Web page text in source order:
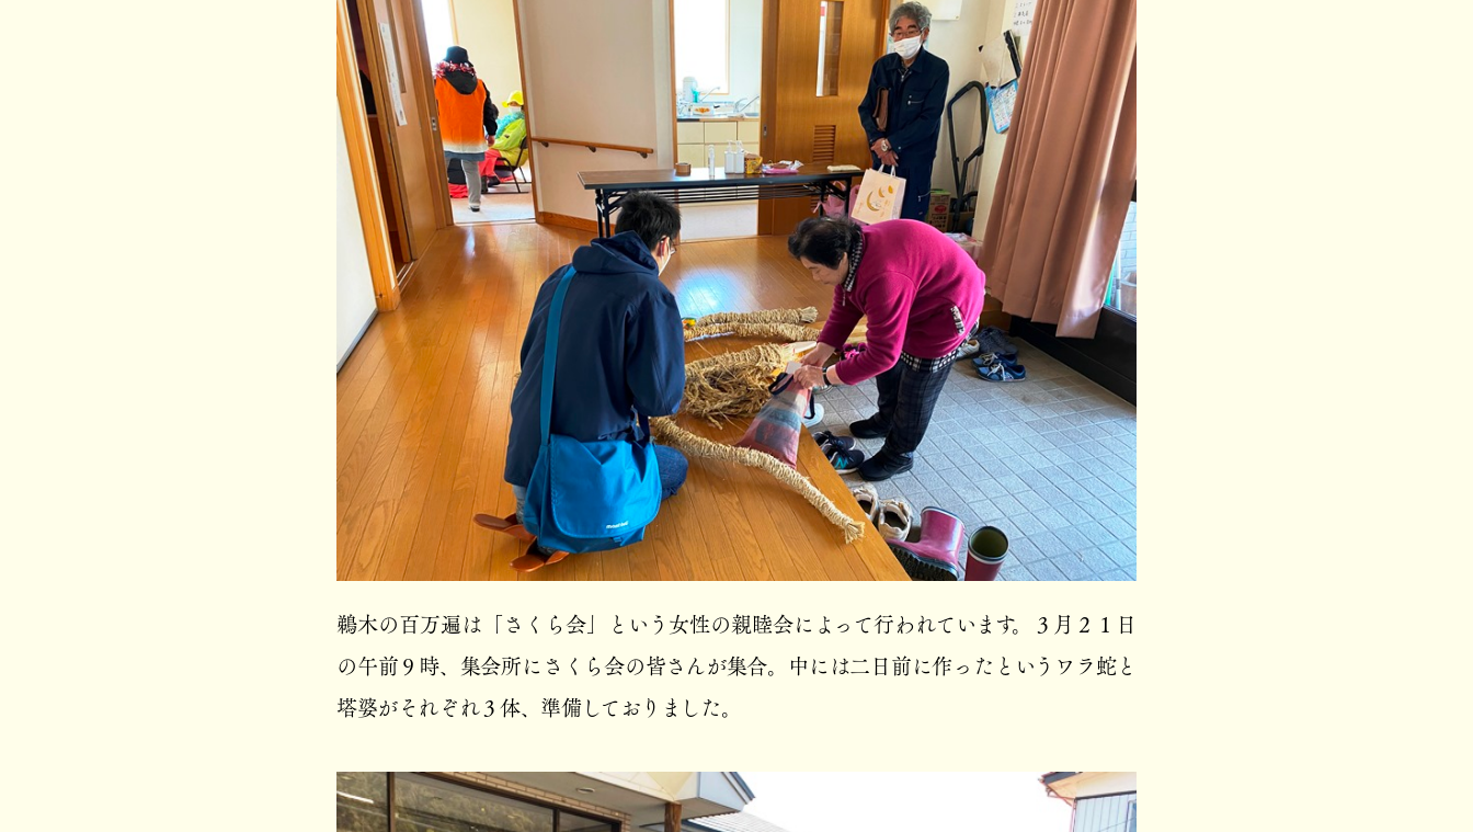
鵜木の百万遍は「さくら会」という女性の親睦会によって行われています。３月２１日
の午前９時、集会所にさくら会の皆さんが集合。中には二日前に作ったというワラ蛇と
塔婆がそれぞれ３体、準備しておりました。